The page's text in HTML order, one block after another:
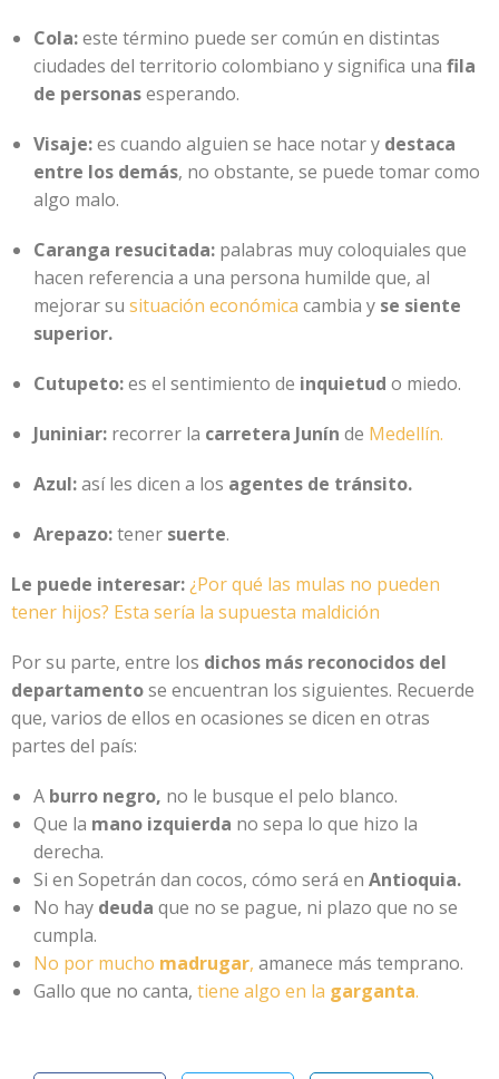
Cola:este término puede ser común en distintas
ciudades del territorio colombiano y significa una fila
de personasesperando.
Visaje:es cuando alguien se hace notar y destaca
entre los demás, no obstante, se puede tomar como
algo malo.
Caranga resucitada: palabras muy coloquiales que
hacen referencia a una persona humilde que, al
mejorar su situación económica cambia y se siente
superior.
Cutupeto:es el sentimiento de inquietud o miedo.
Juniniar: recorrer la carretera Junín de Medellín.
Azul:así les dicen a los agentes de tránsito.
Arepazo:tener suerte.
Le puede interesar: ¿Por qué las mulas no pueden
tener hijos? Esta sería la supuesta maldición
Por su parte, entre los dichos más reconocidos del
departamentose encuentran los siguientes. Recuerde
que, varios de ellos en ocasiones se dicen en otras
partes del país:
A burro negro, no le busque el pelo blanco.
Que la mano izquierda no sepa lo que hizo la
derecha.
Si en Sopetrán dan cocos, cómo será en Antioquia.
No hay deuda que no se pague, ni plazo que no se
cumpla.
No por mucho madrugar, amanece más temprano.
Gallo que no canta, tiene algo en la garganta.